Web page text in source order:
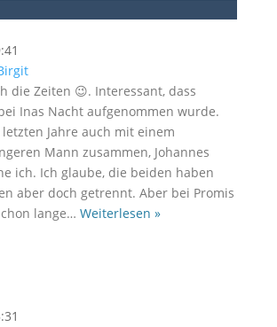
die Zeiten 😉. Interessant, dass
Inas Nacht aufgenommen wurde.
Jahre auch mit einem
Mann zusammen, Johannes
ich. Ich glaube, die beiden haben
aber doch getrennt. Aber bei Promis
lange… Weiterlesen »